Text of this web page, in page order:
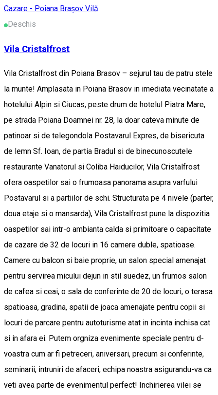
Cazare - Poiana Brașov Vilă
Deschis
Vila Cristalfrost
Vila Cristalfrost din Poiana Brasov – sejurul tau de patru stele
la munte! Amplasata in Poiana Brasov in imediata vecinatate a
hotelului Alpin si Ciucas, peste drum de hotelul Piatra Mare,
pe strada Poiana Doamnei nr. 28, la doar cateva minute de
patinoar si de telegondola Postavarul Expres, de bisericuta
de lemn Sf. Ioan, de partia Bradul si de binecunoscutele
restaurante Vanatorul si Coliba Haiducilor, Vila Cristalfrost
ofera oaspetilor sai o frumoasa panorama asupra varfului
Postavarul si a partiilor de schi. Structurata pe 4 nivele (parter,
doua etaje si o mansarda), Vila Cristalfrost pune la dispozitia
oaspetilor sai intr-o ambianta calda si primitoare o capacitate
de cazare de 32 de locuri in 16 camere duble, spatioase.
Camere cu balcon si baie proprie, un salon special amenajat
pentru servirea micului dejun in stil suedez, un frumos salon
de cafea si ceai, o sala de conferinte de 20 de locuri, o terasa
spatioasa, gradina, spatii de joaca amenajate pentru copii si
locuri de parcare pentru autoturisme atat in incinta inchisa cat
si in afara ei. Putem orgniza evenimente speciale pentru d-
voastra cum ar fi petreceri, aniversari, precum si conferinte,
seminarii, intruniri de afaceri, echipa noastra asigurandu-va ca
veti avea parte de evenimentul perfect! Inchirierea vilei se